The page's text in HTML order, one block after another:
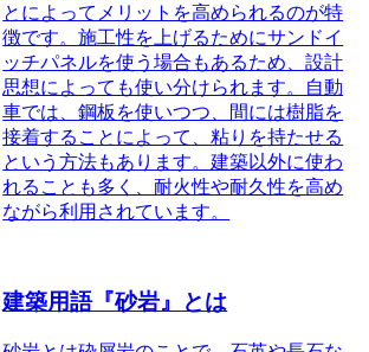
とによってメリットを高められるのが特
徴です。施工性を上げるためにサンドイ
ッチパネルを使う場合もあるため、設計
思想によっても使い分けられます。自動
車では、鋼板を使いつつ、間には樹脂を
接着することによって、粘りを持たせる
という方法もあります。建築以外に使わ
れることも多く、耐火性や耐久性を高め
ながら利用されています。
建築用語『砂岩』とは